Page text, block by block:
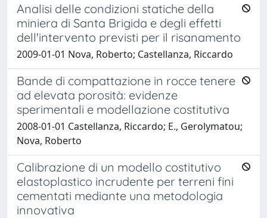
Analisi delle condizioni statiche della
miniera di Santa Brigida e degli effetti
dell'intervento previsti per il risanamento
2009-01-01 Nova, Roberto; Castellanza, Riccardo
Bande di compattazione in rocce tenere
ad elevata porosità: evidenze
sperimentali e modellazione costitutiva
2008-01-01 Castellanza, Riccardo; E., Gerolymatou;
Nova, Roberto
Calibrazione di un modello costitutivo
elastoplastico incrudente per terreni fini
cementati mediante una metodologia
innovativa